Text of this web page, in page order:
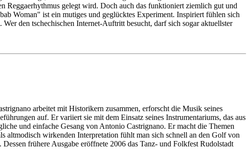
Reggaerhythmus gelegt wird. Doch auch das funktioniert ziemlich gut und
Woman" ist ein mutiges und geglücktes Experiment. Inspiriert fühlen sich
den tschechischen Internet-Auftritt besucht, darf sich sogar aktuellster
arbeitet mit Historikern zusammen, erforscht die Musik seines
auf. Er variiert sie mit dem Einsatz seines Instrumentariums, das aus
und einfache Gesang von Antonio Castrignano. Er macht die Themen
altmodisch wirkenden Interpretation fühlt man sich schnell an den Golf von
frühere Ausgabe eröffnete 2006 das Tanz- und Folkfest Rudolstadt